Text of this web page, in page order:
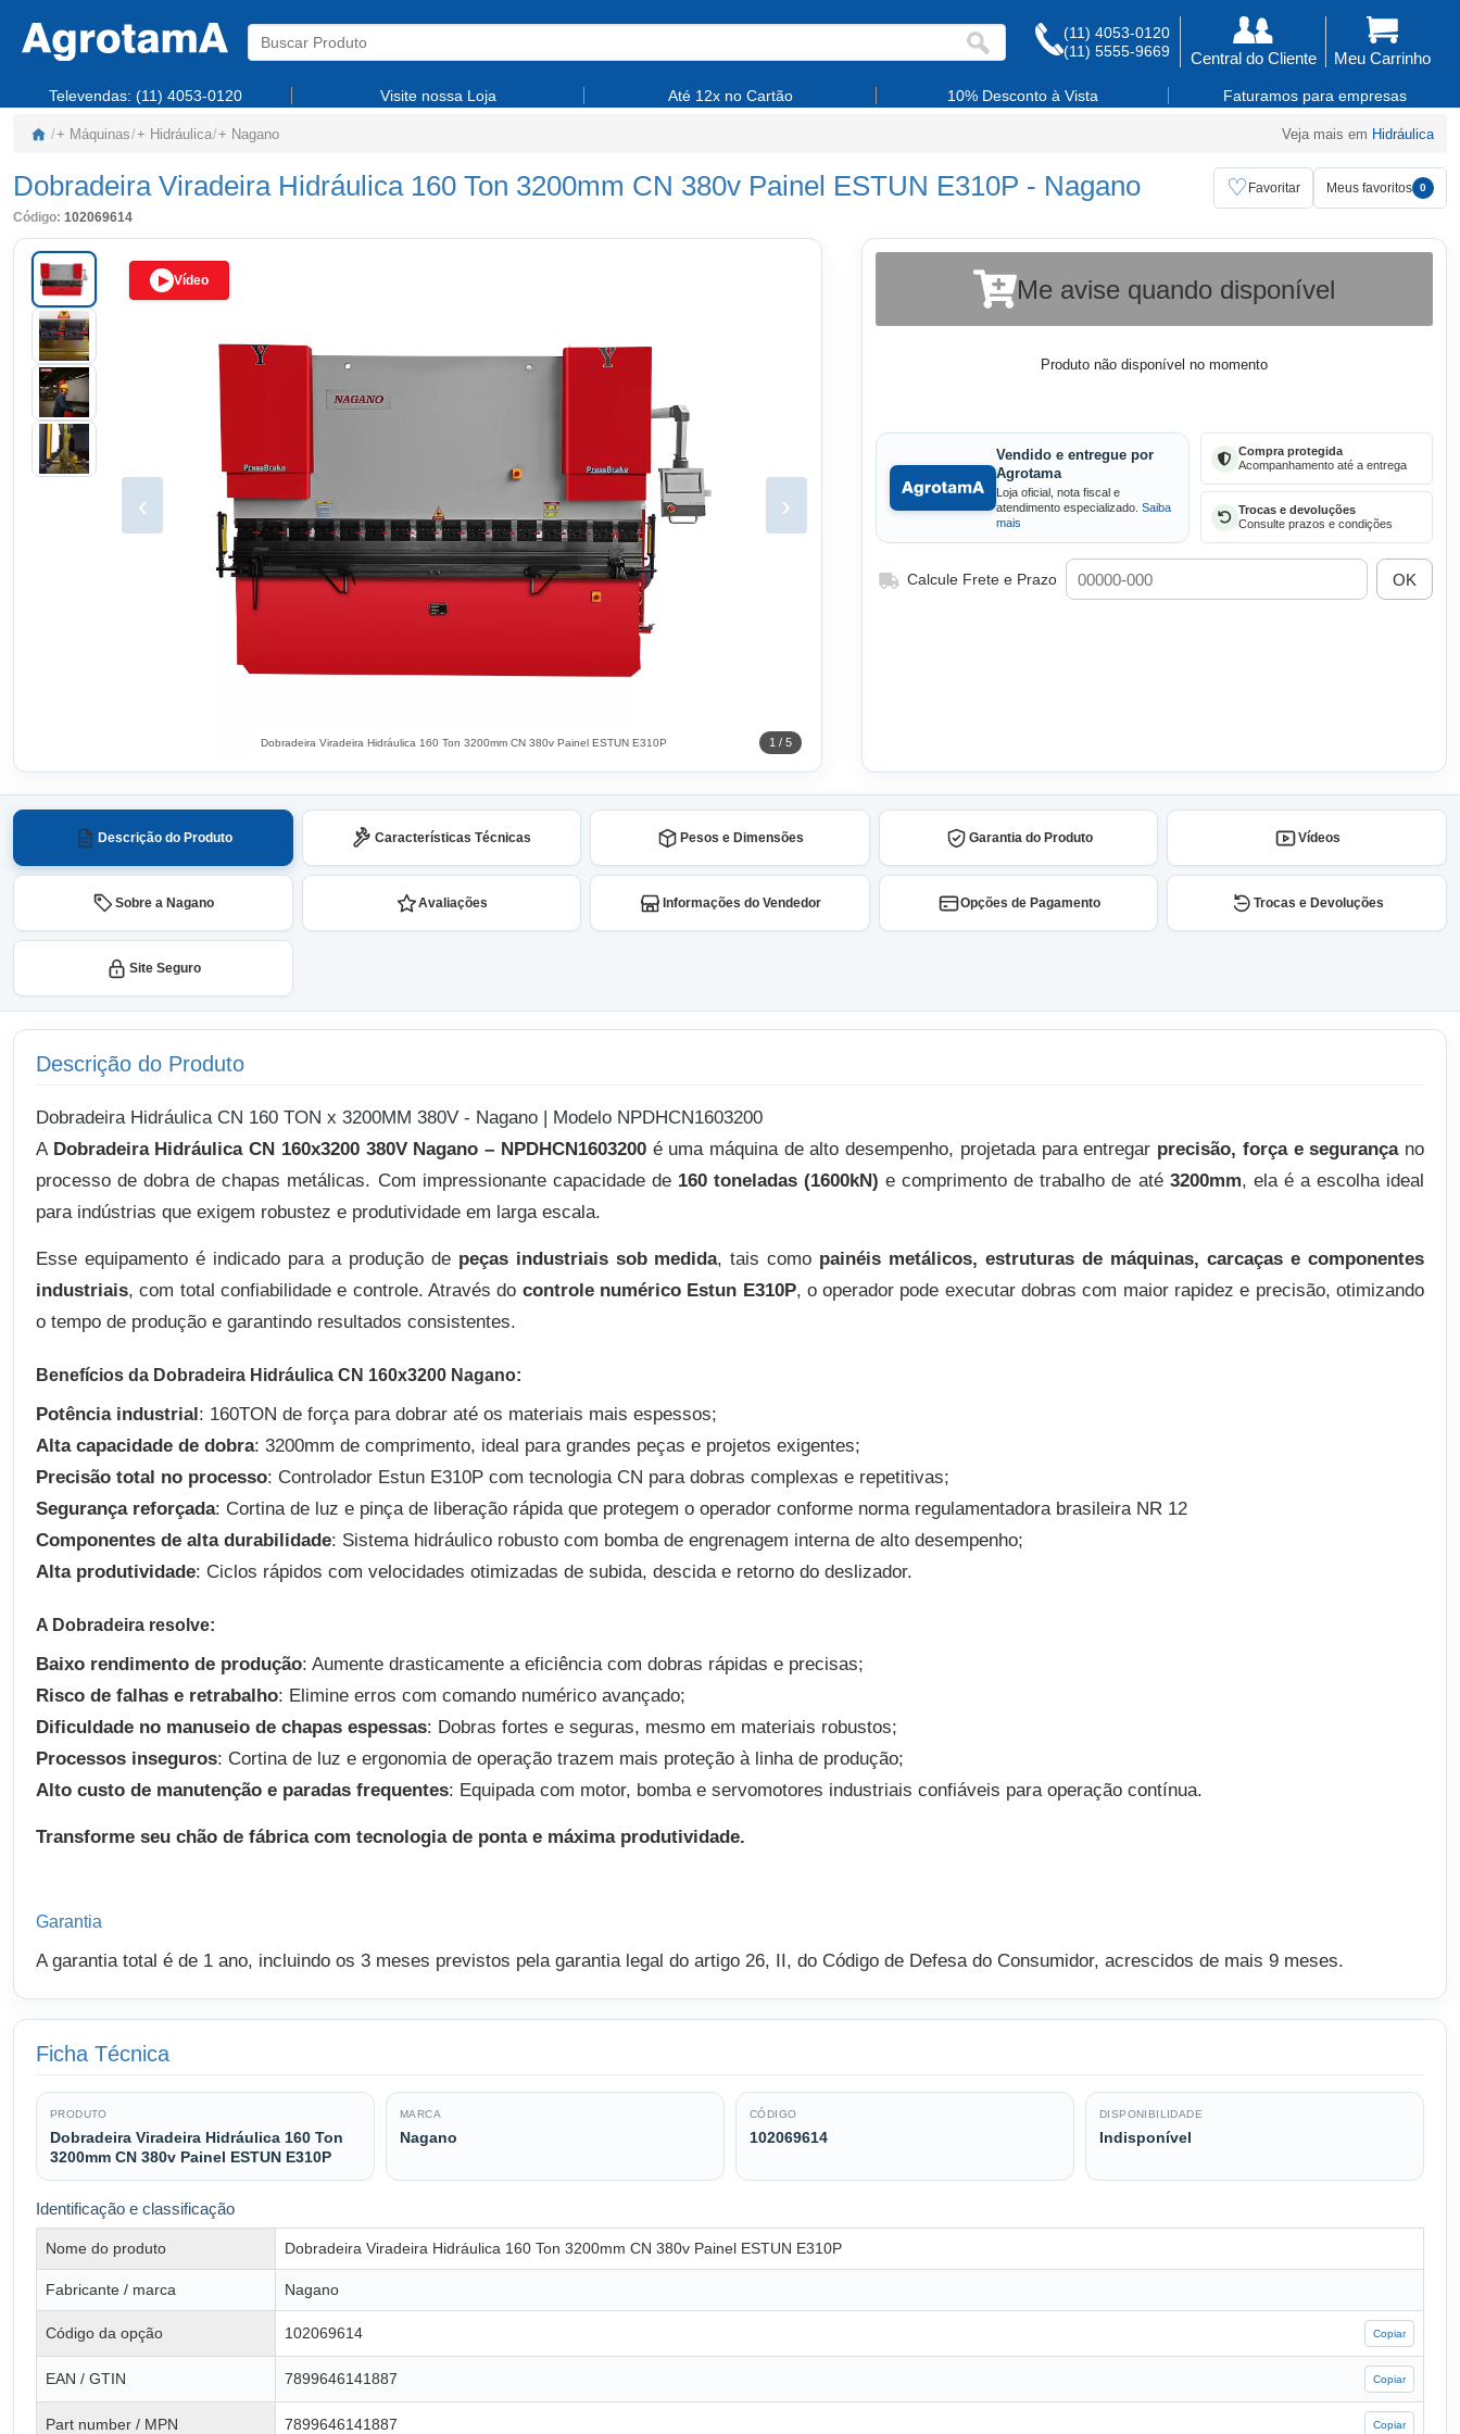
(11) 4053-0120
(11) 5555-9669
Central do Cliente Meu Carrinho
Televendas: (11) 4053-0120 Visite nossa Loja Até 12x no Cartão 10% Desconto à Vista Faturamos para empresas
/+ Máquinas/+ Hidráulica/+ Nagano Veja mais em Hidráulica
Dobradeira Viradeira Hidráulica 160 Ton 3200mm CN 380v Painel ESTUN E310P - Nagano
Código: 102069614
♡ Favoritar Meus favoritos 0
▶ Vídeo
‹ ›
Dobradeira Viradeira Hidráulica 160 Ton 3200mm CN 380v Painel ESTUN E310P 1 / 5
Produto não disponível no momento
Me avise quando disponível
Vendido e entregue por
Agrotama
Loja oficial, nota fiscal e
atendimento especializado. Saiba
mais
Compra protegida
Acompanhamento até a entrega
Trocas e devoluções
Consulte prazos e condições
Calcule Frete e Prazo OK
Descrição do Produto Características Técnicas Pesos e Dimensões Garantia do Produto Vídeos
Sobre a Nagano Avaliações Informações do Vendedor Opções de Pagamento Trocas e Devoluções
Site Seguro
Descrição do Produto
Dobradeira Hidráulica CN 160 TON x 3200MM 380V - Nagano | Modelo NPDHCN1603200
A Dobradeira Hidráulica CN 160x3200 380V Nagano – NPDHCN1603200é uma máquina de alto desempenho, projetada para entregar precisão, força e segurançano
processo de dobra de chapas metálicas. Com impressionante capacidade de 160 toneladas (1600kN) e comprimento de trabalho de até 3200mm, ela é a escolha ideal
para indústrias que exigem robustez e produtividade em larga escala.
Esse equipamento é indicado para a produção de peças industriais sob medida, tais como painéis metálicos, estruturas de máquinas, carcaças e componentes
industriais, com total confiabilidade e controle. Através do controle numérico Estun E310P, o operador pode executar dobras com maior rapidez e precisão, otimizando
o tempo de produção e garantindo resultados consistentes.
Benefícios da Dobradeira Hidráulica CN 160x3200 Nagano:
Potência industrial: 160TON de força para dobrar até os materiais mais espessos;
Alta capacidade de dobra: 3200mm de comprimento, ideal para grandes peças e projetos exigentes;
Precisão total no processo: Controlador Estun E310P com tecnologia CN para dobras complexas e repetitivas;
Segurança reforçada: Cortina de luz e pinça de liberação rápida que protegem o operador conforme norma regulamentadora brasileira NR 12
Componentes de alta durabilidade: Sistema hidráulico robusto com bomba de engrenagem interna de alto desempenho;
Alta produtividade: Ciclos rápidos com velocidades otimizadas de subida, descida e retorno do deslizador.
A Dobradeira resolve:
Baixo rendimento de produção: Aumente drasticamente a eficiência com dobras rápidas e precisas;
Risco de falhas e retrabalho: Elimine erros com comando numérico avançado;
Dificuldade no manuseio de chapas espessas: Dobras fortes e seguras, mesmo em materiais robustos;
Processos inseguros: Cortina de luz e ergonomia de operação trazem mais proteção à linha de produção;
Alto custo de manutenção e paradas frequentes: Equipada com motor, bomba e servomotores industriais confiáveis para operação contínua.
Transforme seu chão de fábrica com tecnologia de ponta e máxima produtividade.
Garantia
A garantia total é de 1 ano, incluindo os 3 meses previstos pela garantia legal do artigo 26, II, do Código de Defesa do Consumidor, acrescidos de mais 9 meses.
Ficha Técnica
PRODUTO
Dobradeira Viradeira Hidráulica 160 Ton
3200mm CN 380v Painel ESTUN E310P
MARCA
Nagano
CÓDIGO
102069614
DISPONIBILIDADE
Indisponível
Identificação e classificação
Nome do produto Dobradeira Viradeira Hidráulica 160 Ton 3200mm CN 380v Painel ESTUN E310P
Fabricante / marca Nagano
Código da opção 102069614 Copiar
EAN / GTIN 7899646141887 Copiar
Part number / MPN 7899646141887 Copiar